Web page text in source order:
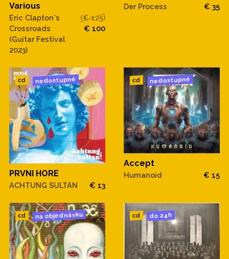
Various
Eric Clapton's
Crossroads
(Guitar Festival
2023)
(€ 125)
€ 100
Der Process € 35
cd nedostupné
PRVNI HORE
ACHTUNG SULTAN € 13
cd nedostupné
Accept
Humanoid € 15
cd na objednávku cd do 24h